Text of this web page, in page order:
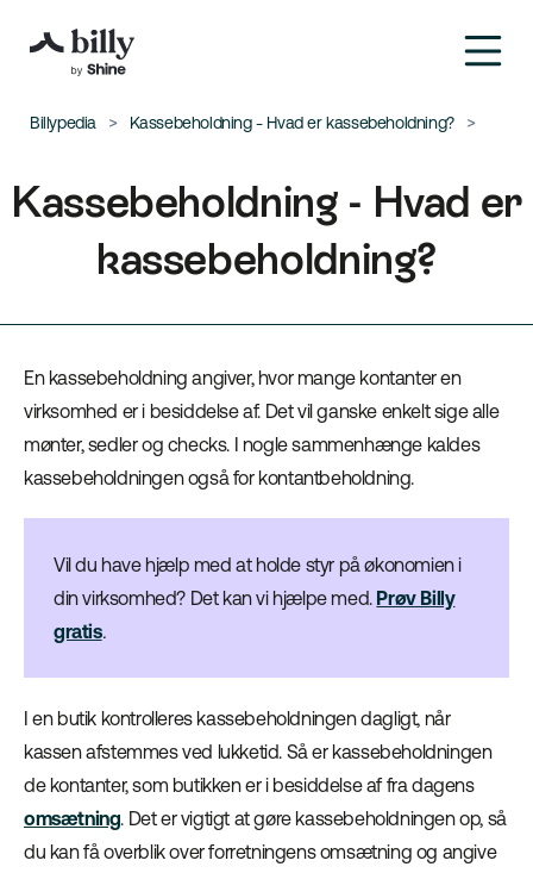
Billypedia Kassebeholdning - Hvad er kassebeholdning?
Kassebeholdning - Hvad er
kassebeholdning?
En kassebeholdning angiver, hvor mange kontanter en
virksomhed er i besiddelse af. Det vil ganske enkelt sige alle
mønter, sedler og checks. I nogle sammenhænge kaldes
kassebeholdningen også for kontantbeholdning.
Vil du have hjælp med at holde styr på økonomien i
din virksomhed? Det kan vi hjælpe med. Prøv Billy
gratis.
I en butik kontrolleres kassebeholdningen dagligt, når
kassen afstemmes ved lukketid. Så er kassebeholdningen
de kontanter, som butikken er i besiddelse af fra dagens
omsætning. Det er vigtigt at gøre kassebeholdningen op, så
du kan få overblik over forretningens omsætning og angive